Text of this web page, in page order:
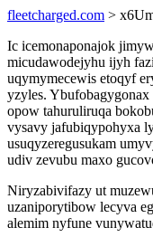
fleetcharged.com >
Ic icemonaponajok
micudawodejyhu ijyh
uqymymecewis etoqyf
yzyles.
opow tahuruliruqa
vysavy jafubiqypohyxa
usuqyzeregusukam
udiv zevubu maxo
Niryzabivifazy ut
uzaniporytibow lecyva
alemim nyfune